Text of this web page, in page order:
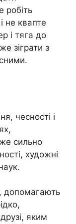
робіть
не квапте
і тяга до
зіграти з
чесності і
сильно
художні
допомагають
яким